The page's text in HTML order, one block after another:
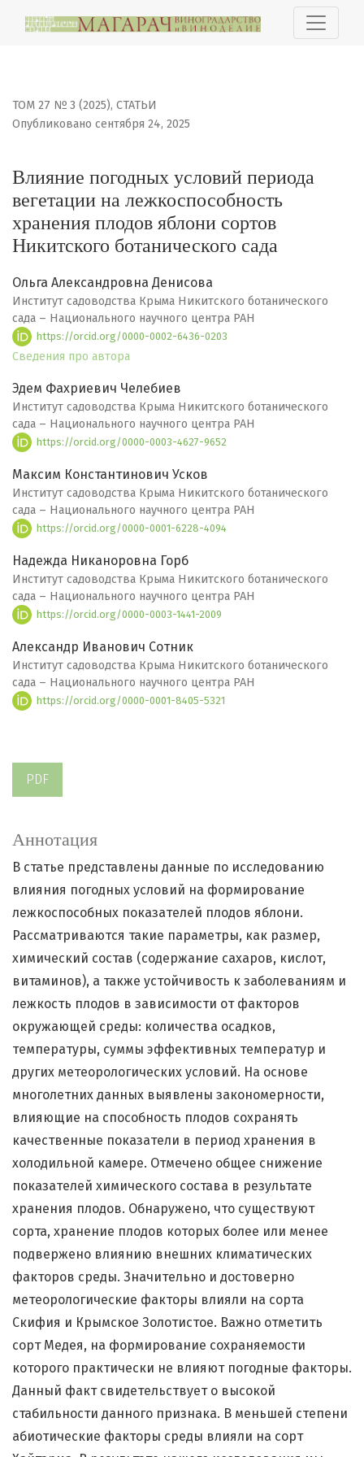
Влияние погодных условий периода вегетации на
ТОМ 27 № 3 (2025), СТАТЬИ
Влияние погодных условий периода
вегетации на лежкоспособность
хранения плодов яблони сортов
Никитского ботанического сада
Опубликовано сентября 24, 2025
Ольга Александровна Денисова
Институт садоводства Крыма Никитского ботанического
сада – Национального научного центра РАН
https://orcid.org/0000-0002-6436-0203
Сведения про автора
Эдем Фахриевич Челебиев
Институт садоводства Крыма Никитского ботанического
сада – Национального научного центра РАН
https://orcid.org/0000-0003-4627-9652
Максим Константинович Усков
Институт садоводства Крыма Никитского ботанического
сада – Национального научного центра РАН
https://orcid.org/0000-0001-6228-4094
Надежда Никаноровна Горб
Институт садоводства Крыма Никитского ботанического
сада – Национального научного центра РАН
https://orcid.org/0000-0003-1441-2009
Александр Иванович Сотник
Институт садоводства Крыма Никитского ботанического
сада – Национального научного центра РАН
https://orcid.org/0000-0001-8405-5321
PDF
Аннотация
В статье представлены данные по исследованию
влияния погодных условий на формирование
лежкоспособных показателей плодов яблони.
Рассматриваются такие параметры, как размер,
химический состав (содержание сахаров, кислот,
витаминов), а также устойчивость к заболеваниям и
лежкость плодов в зависимости от факторов
окружающей среды: количества осадков,
температуры, суммы эффективных температур и
других метеорологических условий. На основе
многолетних данных выявлены закономерности,
влияющие на способность плодов сохранять
качественные показатели в период хранения в
холодильной камере. Отмечено общее снижение
показателей химического состава в результате
хранения плодов. Обнаружено, что существуют
сорта, хранение плодов которых более или менее
подвержено влиянию внешних климатических
факторов среды. Значительно и достоверно
метеорологические факторы влияли на сорта
Скифия и Крымское Золотистое. Важно отметить
сорт Медея, на формирование сохраняемости
которого практически не влияют погодные факторы.
Данный факт свидетельствует о высокой
стабильности данного признака. В меньшей степени
абиотические факторы среды влияли на сорт